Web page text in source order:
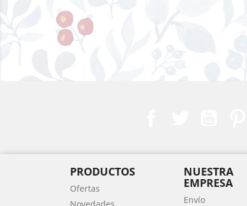
PRODUCTOS
Ofertas
NUESTRA
EMPRESA
Envío